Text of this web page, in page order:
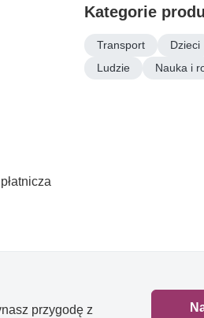
Kategorie
Transport Dzieci
Ludzie
Nauka i
przygodę z